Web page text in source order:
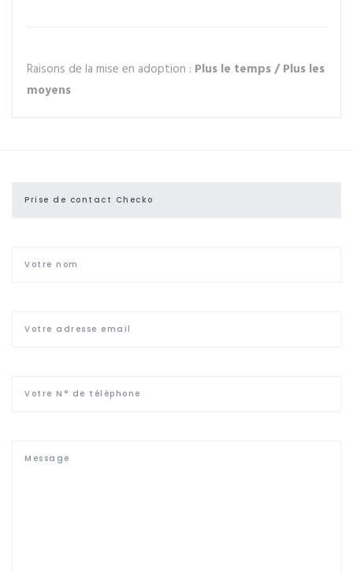
Raisons de la mise en adoption : Plus le temps / Plus les
moyens